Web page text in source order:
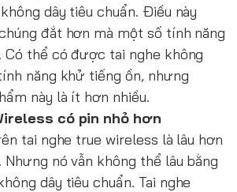
dây tiêu chuẩn. Điều này
đắt hơn mà một số tính năng
thể có được tai nghe không
năng khử tiếng ồn, nhưng
này là ít hơn nhiều.
có pin nhỏ hơn
tai nghe true wireless là lâu hơn
nó vẫn không thể lâu bằng
dây tiêu chuẩn. Tai nghe